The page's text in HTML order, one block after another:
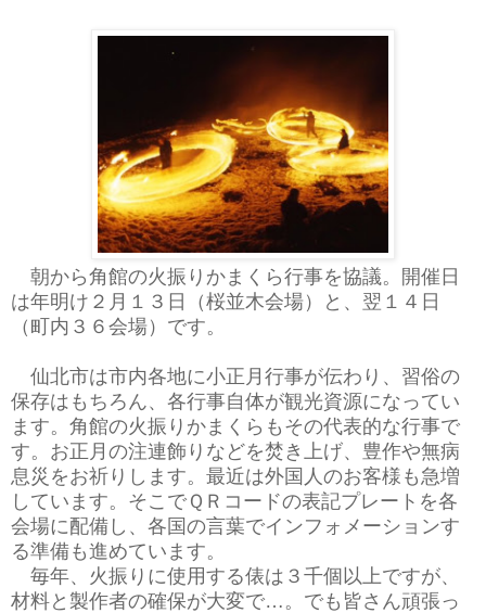
朝から角館の火振りかまくら行事を協議。開催日
は年明け２月１３日（桜並木会場）と、翌１４日
（町内３６会場）です。
仙北市は市内各地に小正月行事が伝わり、習俗の
保存はもちろん、各行事自体が観光資源になってい
ます。角館の火振りかまくらもその代表的な行事で
す。お正月の注連飾りなどを焚き上げ、豊作や無病
息災をお祈りします。最近は外国人のお客様も急増
しています。そこでＱＲコードの表記プレートを各
会場に配備し、各国の言葉でインフォメーションす
る準備も進めています。
毎年、火振りに使用する俵は３千個以上ですが、
材料と製作者の確保が大変で…。でも皆さん頑張っ